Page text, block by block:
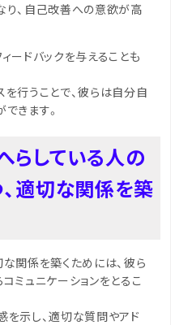
り、自己改善への意欲が高
ードバックを与えることも
行うことで、彼らは自分自
きます。
らしている人の
適切な関係を築
関係を築くためには、彼ら
ミュニケーションをとるこ
示し、適切な質問やアド